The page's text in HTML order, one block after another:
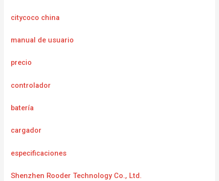
citycoco china
manual de usuario
precio
controlador
batería
cargador
especificaciones
Shenzhen Rooder Technology Co., Ltd.